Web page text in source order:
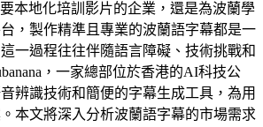
本地化培訓影片的企業，還是為波蘭學
，製作精準且專業的波蘭語字幕都是一
一過程往往伴隨語言障礙、技術挑戰和
，一家總部位於香港的AI科技公
辨識技術和簡便的字幕生成工具，為用
本文將深入分析波蘭語字幕的市場需求